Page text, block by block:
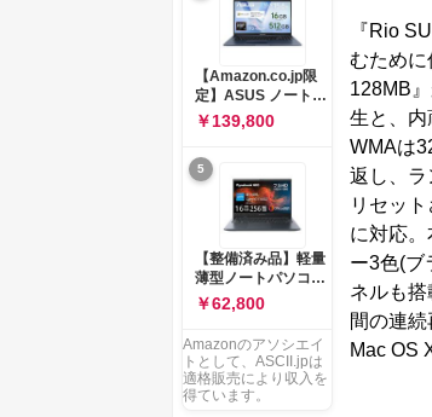
『Rio
むため
128MB
生と、内
WMAは
返し、
リセッ
に対応
ー3色(ブ
ネルも
間の連
Mac OS
SSD512GB
Microsoft 365 試用
版 Windows11 バッ
テリー駆動12.6時間
重量1.39kg ルナグレ
ー 83K9003JJP ノー
トPC
【Amazon.co.jp限
定】ASUS ノートパ
ソコン Vivobook 15
M1502NAQ 15.6イ
ンチ AMD Ryzen 7
170 メモリ16GB
SSD 512GB
Microsoft 365
Personal (24か月版)
搭載 Windows 11 重
量1.7kg Wi-Fi 6E ク
ワイエットブルー
M1502NAQ-
￥139,800
5
【整備済み品】軽量
薄型ノートパソコン
dynabook G83 ■
13.3型
FHD(1920x1080) -
高性能第11世代Core
i5-1135G7 - メモリ
16GB - SSD 256GB
￥62,800
Amazonのアソシエイ
トとして、ASCII.jpは
適格販売により収入を
得ています。